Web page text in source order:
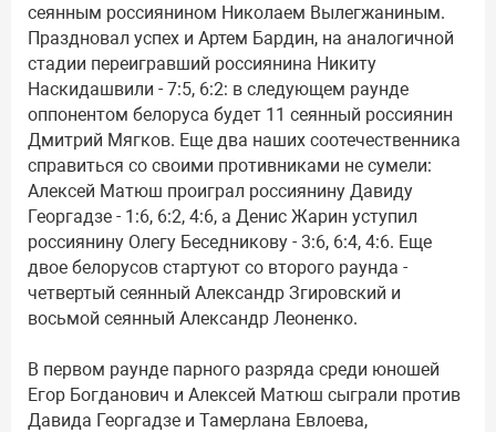
сеянным россиянином Николаем Вылегжаниным.
Праздновал успех и Артем Бардин, на аналогичной
стадии переигравший россиянина Никиту
Наскидашвили - 7:5, 6:2: в следующем раунде
оппонентом белоруса будет 11 сеянный россиянин
Дмитрий Мягков. Еще два наших соотечественника
справиться со своими противниками не сумели:
Алексей Матюш проиграл россиянину Давиду
Георгадзе - 1:6, 6:2, 4:6, а Денис Жарин уступил
россиянину Олегу Беседникову - 3:6, 6:4, 4:6. Еще
двое белорусов стартуют со второго раунда -
четвертый сеянный Александр Згировский и
восьмой сеянный Александр Леоненко.
В первом раунде парного разряда среди юношей
Егор Богданович и Алексей Матюш сыграли против
Давида Георгадзе и Тамерлана Евлоева,